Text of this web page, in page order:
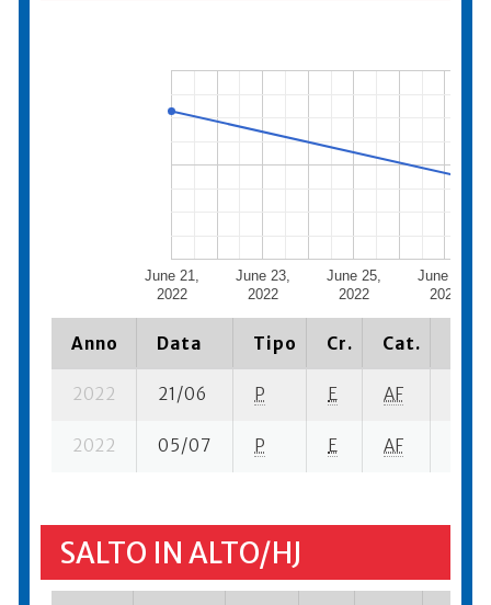
June 21,
2022
June 23,
2022
June 25,
2022
June 27,
2022
Anno Data Tipo Cr. Cat.
2022 21/06 P E AF
2022 05/07 P E AF
SALTO IN ALTO/HJ